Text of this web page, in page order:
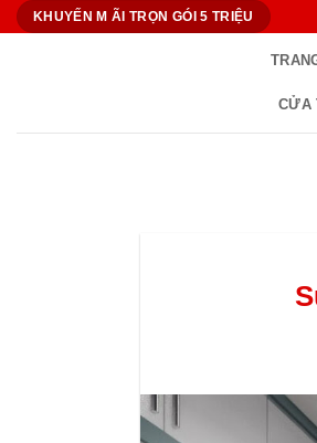
Bỏ
KHUYẾN M ÃI TRỌN GÓI 5 TRIỆU
CỬA